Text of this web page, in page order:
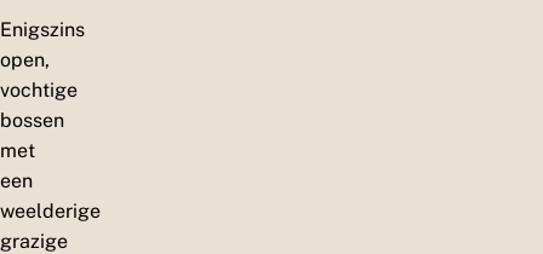
Enigszins
open,
vochtige
bossen
met
een
weelderige
grazige